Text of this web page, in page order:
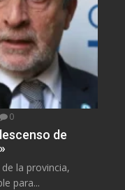
0
de
la provincia,
para...